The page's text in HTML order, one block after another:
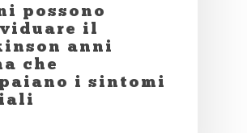
possono
il
anni
che
i sintomi